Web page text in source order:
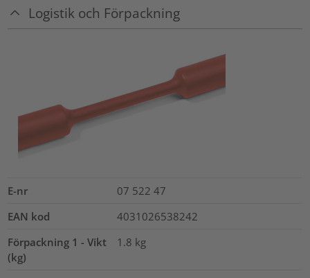
Logistik och Förpackning
E-nr
07 522 47
EAN kod
4031026538242
Förpackning 1 - Vikt
(kg)
1.8 kg